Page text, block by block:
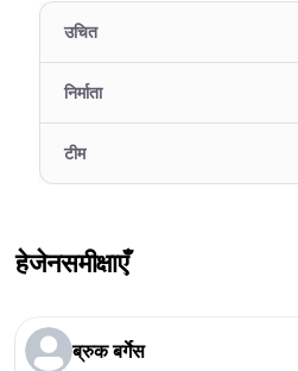
उचित
निर्माता
टीम
हेजेनसमीक्षाएँ
ब्रुक बर्गेस